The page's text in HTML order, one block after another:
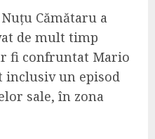
Cămătaru a
de mult timp
fi confruntat Mario
inclusiv un episod
sale, în zona